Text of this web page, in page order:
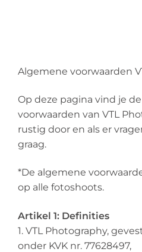
Algemene voorwaarden
Op deze pagina vind je
voorwaarden van VTL
rustig door en als er
graag.
*De algemene
op alle fotoshoots.
Artikel 1: Definities
1. VTL Photography,
onder KVK nr. 77628497,